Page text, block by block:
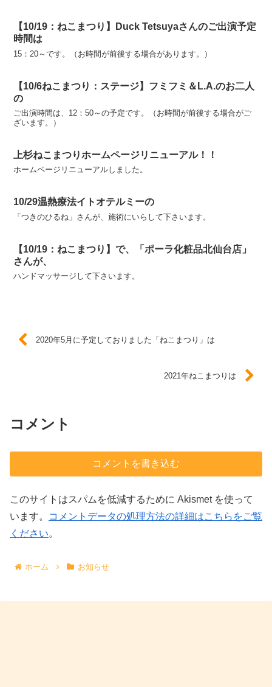
【10/19：ねこまつり】Duck Tetsuyaさんのご出演予定
時間は
15：20～です。（お時間が前後する場合があります。）
【10/6ねこまつり：ステージ】フミフミ＆L.A.のお二人
の
ご出演時間は、12：50～の予定です。（お時間が前後する場合がご
ざいます。）
上杉ねこまつりホームページリニューアル！！
ホームページリニューアルしました。
10/29温熱療法イトオテルミーの
「つきのひるね」さんが、施術にいらして下さいます。
【10/19：ねこまつり】で、「ポーラ化粧品北仙台店」
さんが、
ハンドマッサージして下さいます。
2020年5月に予定しておりました「ねこまつり」は
2021年ねこまつりは
コメント
コメントを書き込む
このサイトはスパムを低減するために Akismet を使って
います。
コメントデータの処理方法の詳細はこちらをご覧
ください。
ホーム お知らせ